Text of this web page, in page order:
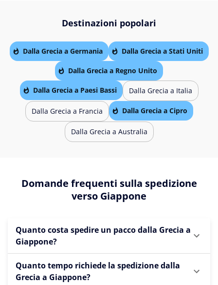
Destinazioni popolari
Dalla Grecia a Germania Dalla Grecia a Stati Uniti
Dalla Grecia a Regno Unito
Dalla Grecia a Paesi Bassi Dalla Grecia a Italia
Dalla Grecia a Francia Dalla Grecia a Cipro
Dalla Grecia a Australia
Domande frequenti sulla spedizione
verso Giappone
Quanto costa spedire un pacco dalla Grecia a
Giappone?
Quanto tempo richiede la spedizione dalla
Grecia a Giappone?